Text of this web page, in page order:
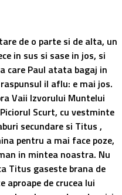
de o parte si de alta, un
in sus si sase in jos, si
care Paul atata bagaj in
il aflu: e mai jos.
Vaii Izvorului Muntelui
Scurt, cu vestminte
secundare si Titus ,
pentru a mai face poze,
in mintea noastra. Nu
Titus gaseste brana de
aproape de crucea lui